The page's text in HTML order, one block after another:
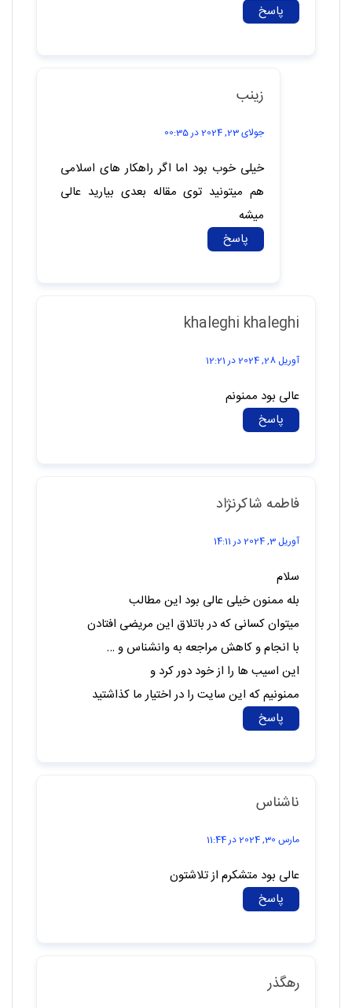
پاسخ
زینب
جولای 23, 2024 در 00:35
خیلی خوب بود اما اگر راهکار های اسلامی
هم میتونید توی مقاله بعدی بیارید عالی
میشه
پاسخ
khaleghi khaleghi
آوریل 28, 2024 در 12:21
عالی بود ممنونم
پاسخ
فاطمه شاکرنژاد
آوریل 3, 2024 در 14:11
سلام
بله ممنون خیلی عالی بود این مطالب
میتوان کسانی که در باتلاق این مریضی افتادن
با انجام و کاهش مراجعه به وانشناس و …
این اسیب ها را از خود دور کرد و
ممنونیم که این سایت را در اختیار ما کذاشتید
پاسخ
ناشناس
مارس 30, 2024 در 11:44
عالی بود متشکرم از تلاشتون
پاسخ
رهگذر